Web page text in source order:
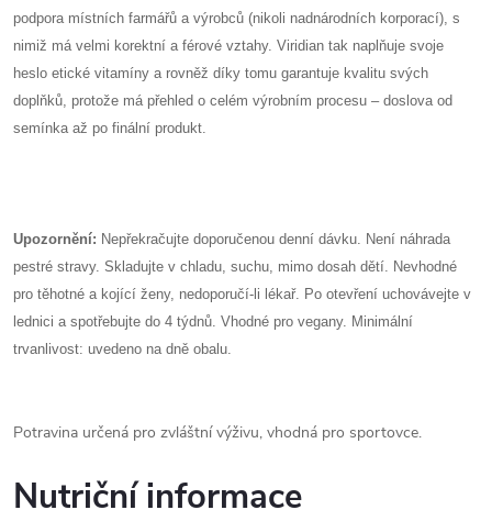
podpora místních farmářů a výrobců (nikoli nadnárodních korporací), s
nimiž má velmi korektní a férové vztahy. Viridian tak naplňuje svoje
heslo etické vitamíny a rovněž díky tomu garantuje kvalitu svých
doplňků, protože má přehled o celém výrobním procesu – doslova od
semínka až po finální produkt.
Upozornění: Nepřekračujte doporučenou denní dávku. Není náhrada
pestré stravy. Skladujte v chladu, suchu, mimo dosah dětí. Nevhodné
pro těhotné a kojící ženy, nedoporučí-li lékař. Po otevření uchovávejte v
lednici a spotřebujte do 4 týdnů. Vhodné pro vegany. Minimální
trvanlivost: uvedeno na dně obalu.
Potravina určená pro zvláštní výživu, vhodná pro sportovce.
Nutriční informace